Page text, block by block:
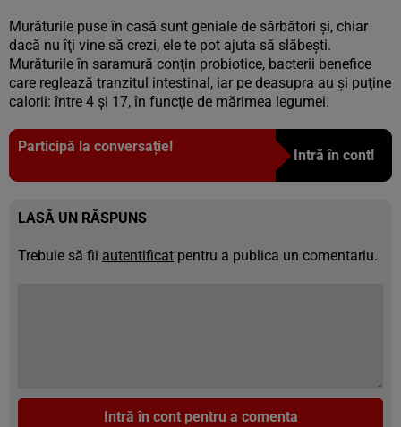
Murăturile puse în casă sunt geniale de sărbători şi, chiar
dacă nu îţi vine să crezi, ele te pot ajuta să slăbeşti.
Murăturile în saramură conţin probiotice, bacterii benefice
care reglează tranzitul intestinal, iar pe deasupra au şi puţine
calorii: între 4 şi 17, în funcţie de mărimea legumei.
Participă la conversație!
Intră în cont!
LASĂ UN RĂSPUNS
Trebuie să fii autentificat pentru a publica un comentariu.
Intră în cont pentru a comenta